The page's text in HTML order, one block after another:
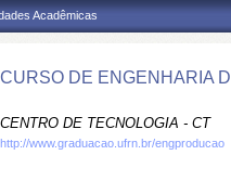
Acadêmicas
CURSO DE ENGENHARIA
CENTRO DE TECNOLOGIA - CT
http://www.graduacao.ufrn.br/engproducao